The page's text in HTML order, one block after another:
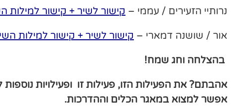
נרותיי הזעירים / עממי – קישור לשיר + קישור למילות
אור / שושנה דמארי – קישור לשיר + קישור למילות
בהצלחה וחג שמח!
אהבתם? את הפעילות הזו, פעילות זו ופעילויות
אפשר למצוא במאגר הכלים וההדרכות.